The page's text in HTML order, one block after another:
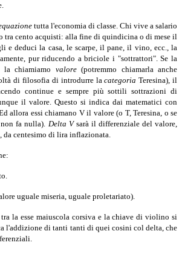
tutta l'economia di classe. Chi vive a salario
tra cento acquisti: alla fine di quindicina o di mese il
e deduci la casa, le scarpe, il pane, il vino, ecc., la
pur riducendo a briciole i "sottrattori". Se la
la chiamiamo valore (potremmo chiamarla anche
di filosofia di introdurre lacategoriaTeresina), il
continue e sempre più sottili sottrazioni di
il valore. Questo si indica dai matematici con
allora essi chiamano V il valore (o T, Teresina, o se
non fa nulla). Delta V sarà il differenziale del valore,
centesimo di lira inflazionata.
uguale miseria, uguale proletariato).
la esse maiuscola corsiva e la chiave di violino si
l'addizione di tanti tanti di quei cosini col delta, che